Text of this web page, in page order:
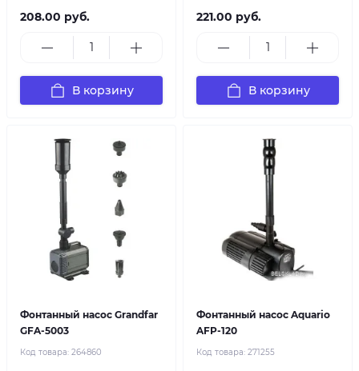
208.00 руб.
В корзину
221.00 руб.
В корзину
Фонтанный насос Grandfar
GFA-5003
Код товара: 264860
Фонтанный насос Aquario
AFP-120
Код товара: 271255